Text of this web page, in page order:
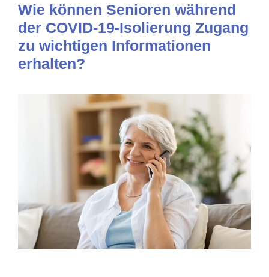
Wie können Senioren während
der COVID-19-Isolierung Zugang
zu wichtigen Informationen
erhalten?